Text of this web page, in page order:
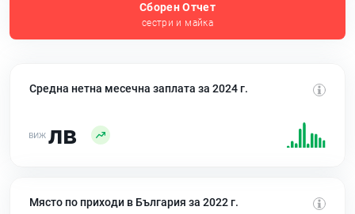
Сборен Отчет
сестри и майка
Средна нетна месечна заплата за 2024 г.
лв
Място по приходи в България за 2022 г.